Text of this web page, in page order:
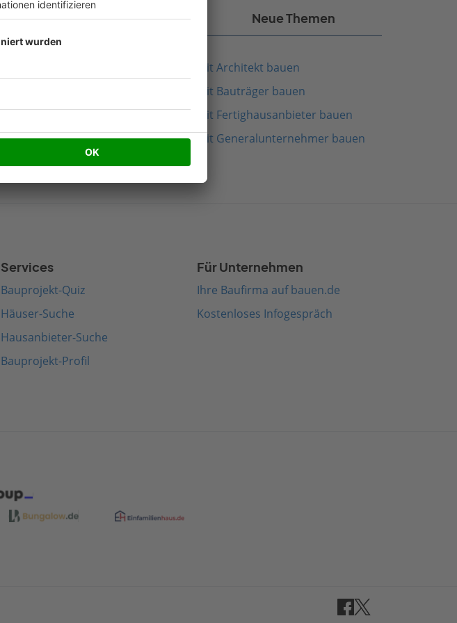
Beliebte Artikel Neue Themen
Pultdach bauen
Zeltdach bauen
Mit Architekt bauen
Mit Bauträger bauen
Mit Fertighausanbieter bauen
Mit Generalunternehmer bauen
Services
Bauprojekt-Quiz
Häuser-Suche
Hausanbieter-Suche
Bauprojekt-Profil
Für Unternehmen
Ihre Baufirma auf bauen.de
Kostenloses Infogespräch
Facebook